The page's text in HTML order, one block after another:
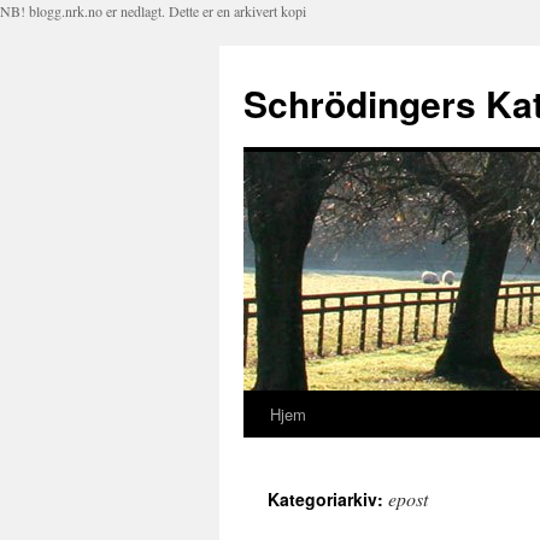
NB! blogg.nrk.no er nedlagt. Dette er en arkivert kopi
Schrödingers
Hopp
innhold
Hjem
Kategoriarkiv: epost